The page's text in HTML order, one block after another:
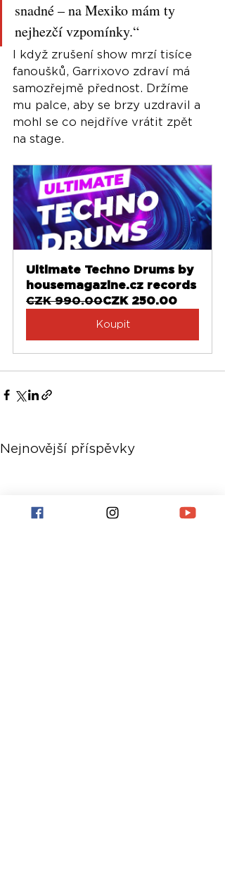
snadné – na Mexiko mám ty
nejhezčí vzpomínky.“
I když zrušení show mrzí tisíce
fanoušků, Garrixovo zdraví má
samozřejmě přednost. Držíme
mu palce, aby se brzy uzdravil a
mohl se co nejdříve vrátit zpět
na stage.
Ultimate Techno Drums by
housemagazine.cz records
CZK 990.00CZK 250.00
Koupit
Nejnovější příspěvky